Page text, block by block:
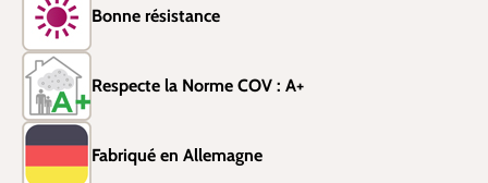
Bonne résistance
Respecte la Norme COV : A+
Fabriqué en Allemagne